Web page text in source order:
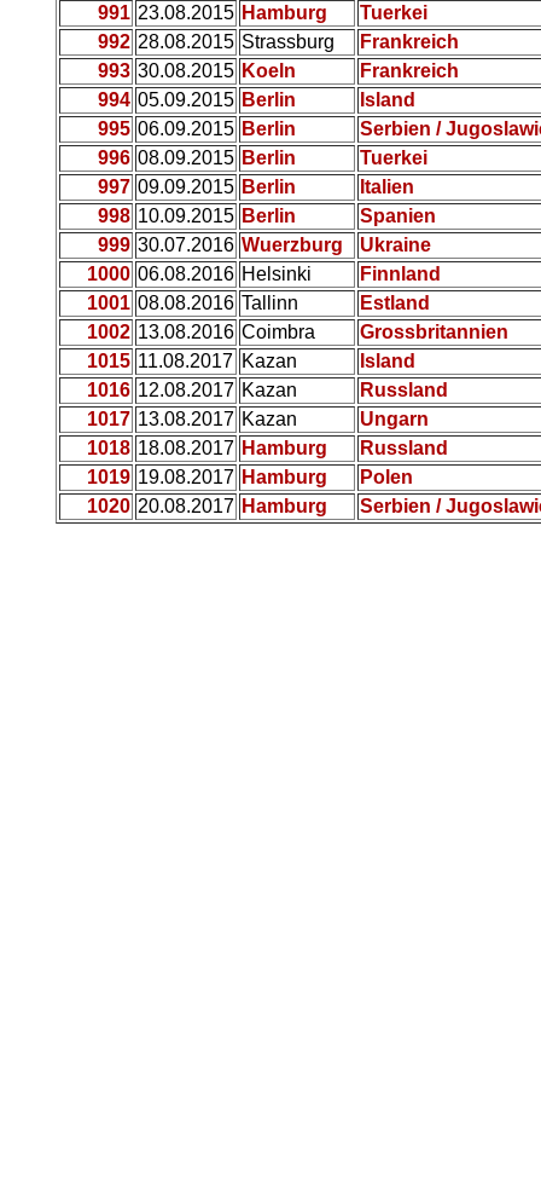
991 23.08.2015 Hamburg
Tuerkei
992 28.08.2015 Strassburg
Frankreich
993 30.08.2015 Koeln
Frankreich
994 05.09.2015 Berlin
Island
995 06.09.2015 Berlin
Serbien /
996 08.09.2015 Berlin
Tuerkei
997 09.09.2015 Berlin
Italien
998 10.09.2015 Berlin
Spanien
999 30.07.2016 Wuerzburg
Ukraine
1000 06.08.2016 Helsinki
Finnland
1001 08.08.2016 Tallinn
Estland
1002 13.08.2016 Coimbra
Grossbritannien
1015 11.08.2017 Kazan
Island
1016 12.08.2017 Kazan
Russland
1017 13.08.2017 Kazan
Ungarn
1018 18.08.2017 Hamburg
Russland
1019 19.08.2017 Hamburg
Polen
1020 20.08.2017 Hamburg Serbien /